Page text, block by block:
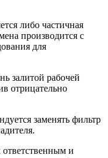
либо частичная
производится с
для
залитой рабочей
отрицательно
заменять фильтр
ответственным и